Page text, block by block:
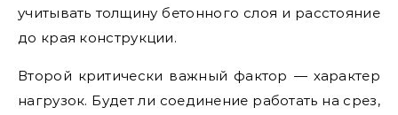
учитывать толщину бетонного слоя и расстояние
до края конструкции.
Второй критически важный фактор — характер
нагрузок. Будет ли соединение работать на срез,